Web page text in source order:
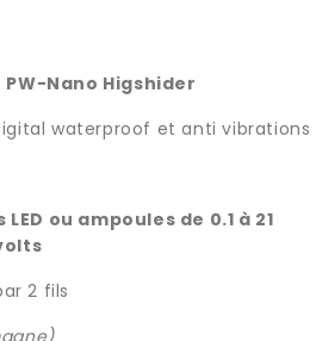
PW-Nano Higshider
waterproof et anti vibrations
ou ampoules de 0.1 à 21
2 fils